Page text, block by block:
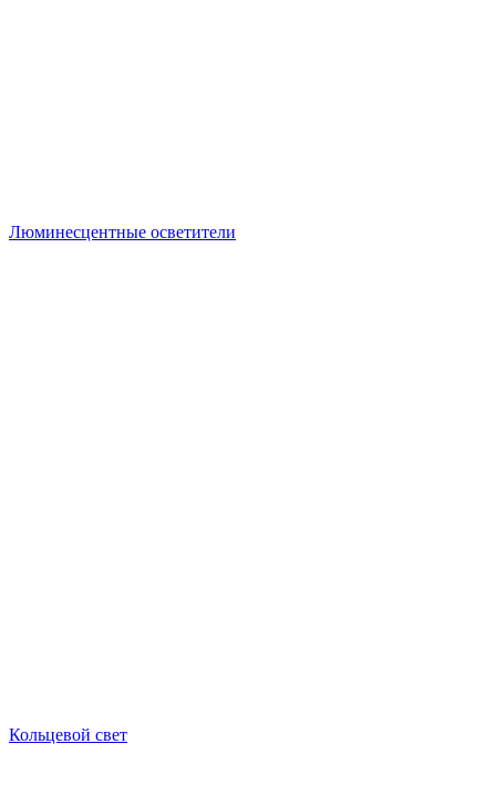
Люминесцентные осветители
Кольцевой свет